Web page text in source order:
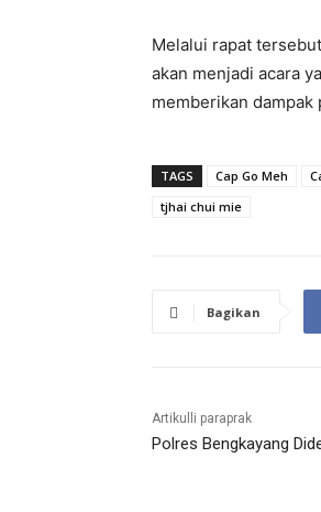
Melalui rapat
akan menjadi acara
memberikan
TAGS Cap Go Meh
tjhai chui mie
Bagikan
Artikulli paraprak
Polres Bengkayang